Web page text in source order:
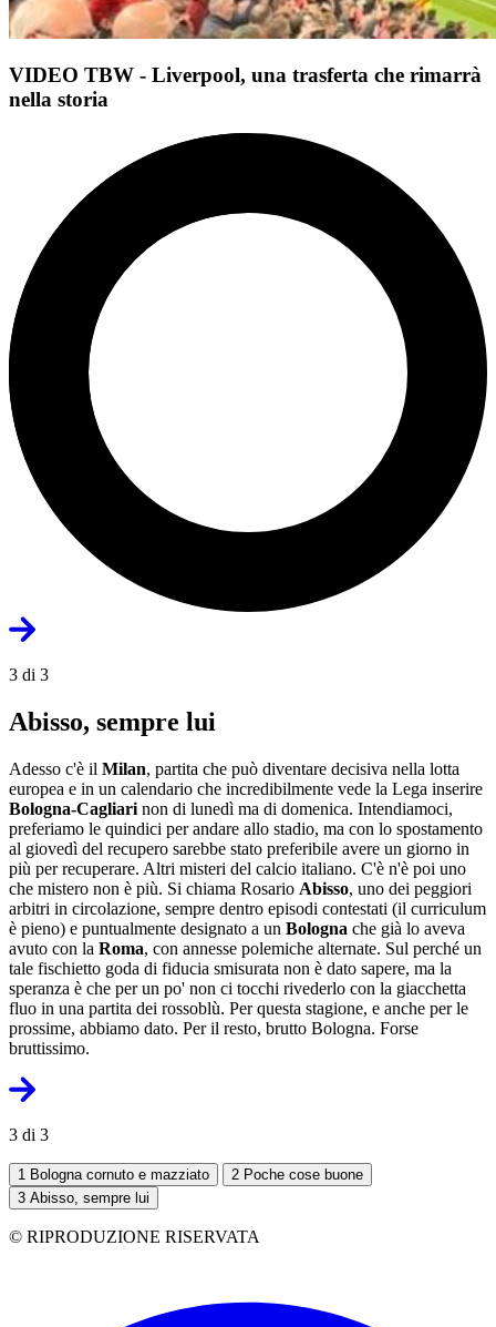
VIDEO TBW - Liverpool, una trasferta che rimarrà
nella storia
3 di 3
Abisso, sempre lui
Adesso c'è il Milan, partita che può diventare decisiva nella lotta
europea e in un calendario che incredibilmente vede la Lega inserire
Bologna-Cagliari non di lunedì ma di domenica. Intendiamoci,
preferiamo le quindici per andare allo stadio, ma con lo spostamento
al giovedì del recupero sarebbe stato preferibile avere un giorno in
più per recuperare. Altri misteri del calcio italiano. C'è n'è poi uno
che mistero non è più. Si chiama Rosario Abisso, uno dei peggiori
arbitri in circolazione, sempre dentro episodi contestati (il curriculum
è pieno) e puntualmente designato a un Bologna che già lo aveva
avuto con la Roma, con annesse polemiche alternate. Sul perché un
tale fischietto goda di fiducia smisurata non è dato sapere, ma la
speranza è che per un po' non ci tocchi rivederlo con la giacchetta
fluo in una partita dei rossoblù. Per questa stagione, e anche per le
prossime, abbiamo dato. Per il resto, brutto Bologna. Forse
bruttissimo.
3 di 3
1 Bologna cornuto e mazziato 2 Poche cose buone
3 Abisso, sempre lui
© RIPRODUZIONE RISERVATA